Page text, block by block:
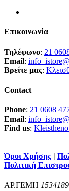
Επικοινωνία
Τηλέφωνο: 21
Email:
Βρείτε μας:
Contact
Phone: 21 0608
Email:
Find us:
Όροι Χρήσης
Πολιτική
ΑΡ.ΓΕΜΗ